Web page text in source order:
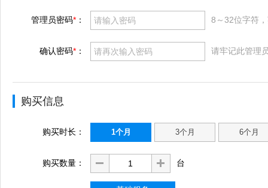
管理员密码* ： 8～32位字符
确认密码* ： 请牢记此管理
购买信息
购买时长： 1个月 3个月 6个月
购买数量： 台